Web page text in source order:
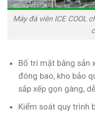
Máy đá viên ICE COOL
Bố trí mặt bằng sản
đóng bao, kho bảo
sắp xếp gọn gàng,
Kiểm soát quy trình